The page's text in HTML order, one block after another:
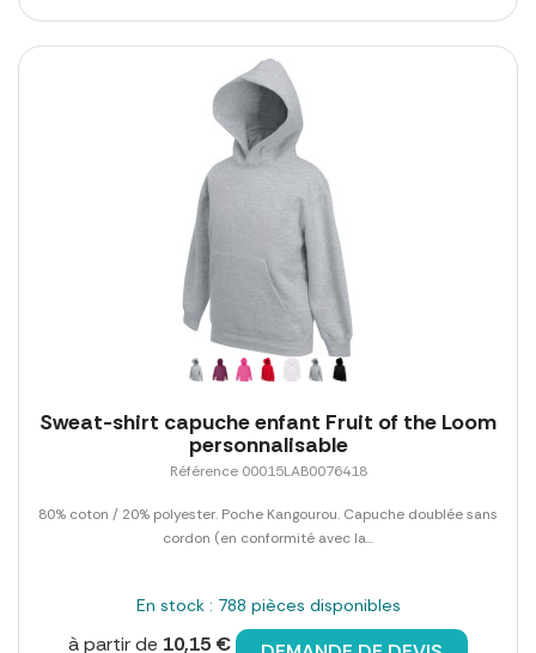
Sweat-shirt capuche enfant Fruit of the Loom
personnalisable
Référence 00015LAB0076418
80% coton / 20% polyester. Poche Kangourou. Capuche doublée sans
cordon (en conformité avec la...
En stock : 788 pièces disponibles
à partir de 10,15 €